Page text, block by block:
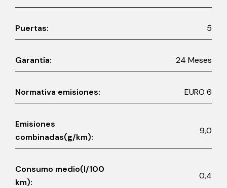
Puertas: 5
Garantía: 24 Meses
Normativa emisiones: EURO 6
Emisiones
combinadas(g/km):
9,0
Consumo medio(l/100
km):
0,4